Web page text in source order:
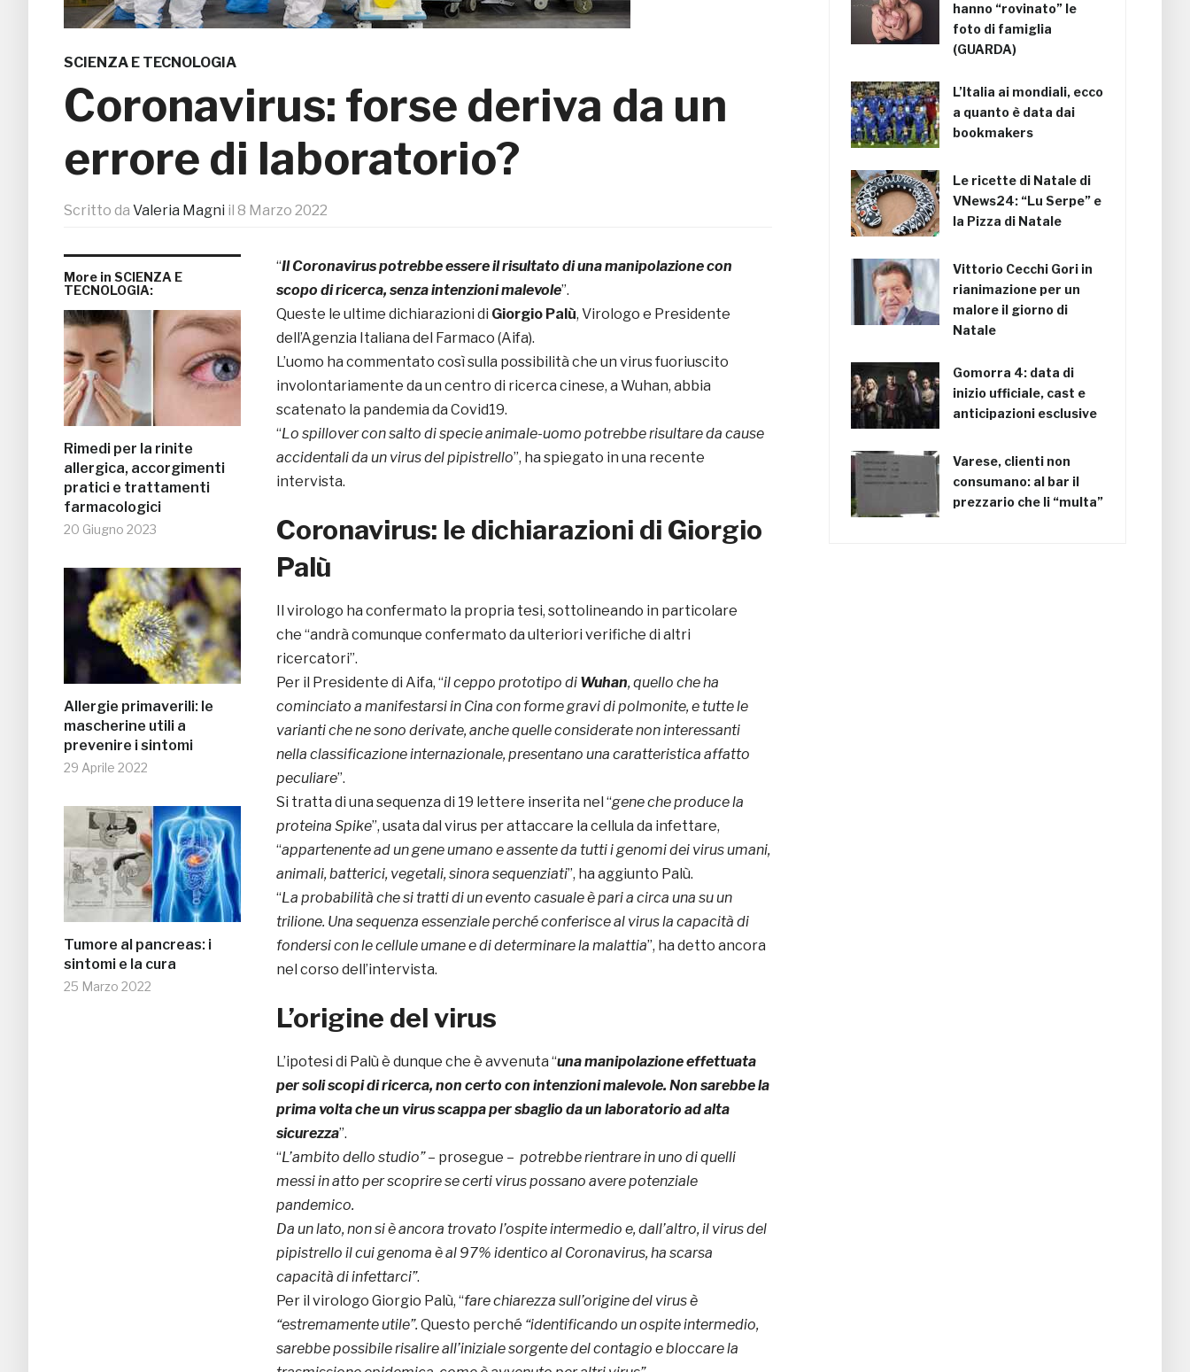
SCIENZA E TECNOLOGIA
Coronavirus: forse deriva da un
errore di laboratorio?
Scritto da Valeria Magni il 8 Marzo 2022
More in SCIENZA E
TECNOLOGIA:
Rimedi per la rinite
allergica, accorgimenti
pratici e trattamenti
farmacologici
20 Giugno 2023
Allergie primaverili: le
mascherine utili a
prevenire i sintomi
29 Aprile 2022
Tumore al pancreas: i
sintomi e la cura
25 Marzo 2022
“Il Coronavirus potrebbe essere il risultato di una manipolazione con
scopo di ricerca, senza intenzioni malevole”.
Queste le ultime dichiarazioni di Giorgio Palù, Virologo e Presidente
dell’Agenzia Italiana del Farmaco (Aifa).
L’uomo ha commentato così sulla possibilità che un virus fuoriuscito
involontariamente da un centro di ricerca cinese, a Wuhan, abbia
scatenato la pandemia da Covid19.
“Lo spillover con salto di specie animale-uomo potrebbe risultare da cause
accidentali da un virus del pipistrello”, ha spiegato in una recente
intervista.
Coronavirus: le dichiarazioni di Giorgio
Palù
Il virologo ha confermato la propria tesi, sottolineando in particolare
che “andrà comunque confermato da ulteriori verifiche di altri
ricercatori”.
Per il Presidente di Aifa, “il ceppo prototipo di Wuhan, quello che ha
cominciato a manifestarsi in Cina con forme gravi di polmonite, e tutte le
varianti che ne sono derivate, anche quelle considerate non interessanti
nella classificazione internazionale, presentano una caratteristica affatto
peculiare”.
Si tratta di una sequenza di 19 lettere inserita nel “gene che produce la
proteina Spike”, usata dal virus per attaccare la cellula da infettare,
“appartenente ad un gene umano e assente da tutti i genomi dei virus umani,
animali, batterici, vegetali, sinora sequenziati”, ha aggiunto Palù.
“La probabilità che si tratti di un evento casuale è pari a circa una su un
trilione. Una sequenza essenziale perché conferisce al virus la capacità di
fondersi con le cellule umane e di determinare la malattia”, ha detto ancora
nel corso dell’intervista.
L’origine del virus
L’ipotesi di Palù è dunque che è avvenuta “una manipolazione effettuata
per soli scopi di ricerca, non certo con intenzioni malevole. Non sarebbe la
prima volta che un virus scappa per sbaglio da un laboratorio ad alta
sicurezza”.
“L’ambito dello studio”– prosegue – potrebbe rientrare in uno di quelli
messi in atto per scoprire se certi virus possano avere potenziale
pandemico.
Da un lato, non si è ancora trovato l’ospite intermedio e, dall’altro, il virus del
pipistrello il cui genoma è al 97% identico al Coronavirus, ha scarsa
capacità di infettarci”.
Per il virologo Giorgio Palù, “fare chiarezza sull’origine del virus è
“estremamente utile”. Questo perché “identificando un ospite intermedio,
sarebbe possibile risalire all’iniziale sorgente del contagio e bloccare la
hanno “rovinato” le
foto di famiglia
(GUARDA)
L’Italia ai mondiali, ecco
a quanto è data dai
bookmakers
Le ricette di Natale di
VNews24: “Lu Serpe” e
la Pizza di Natale
Vittorio Cecchi Gori in
rianimazione per un
malore il giorno di
Natale
Gomorra 4: data di
inizio ufficiale, cast e
anticipazioni esclusive
Varese, clienti non
consumano: al bar il
prezzario che li “multa”